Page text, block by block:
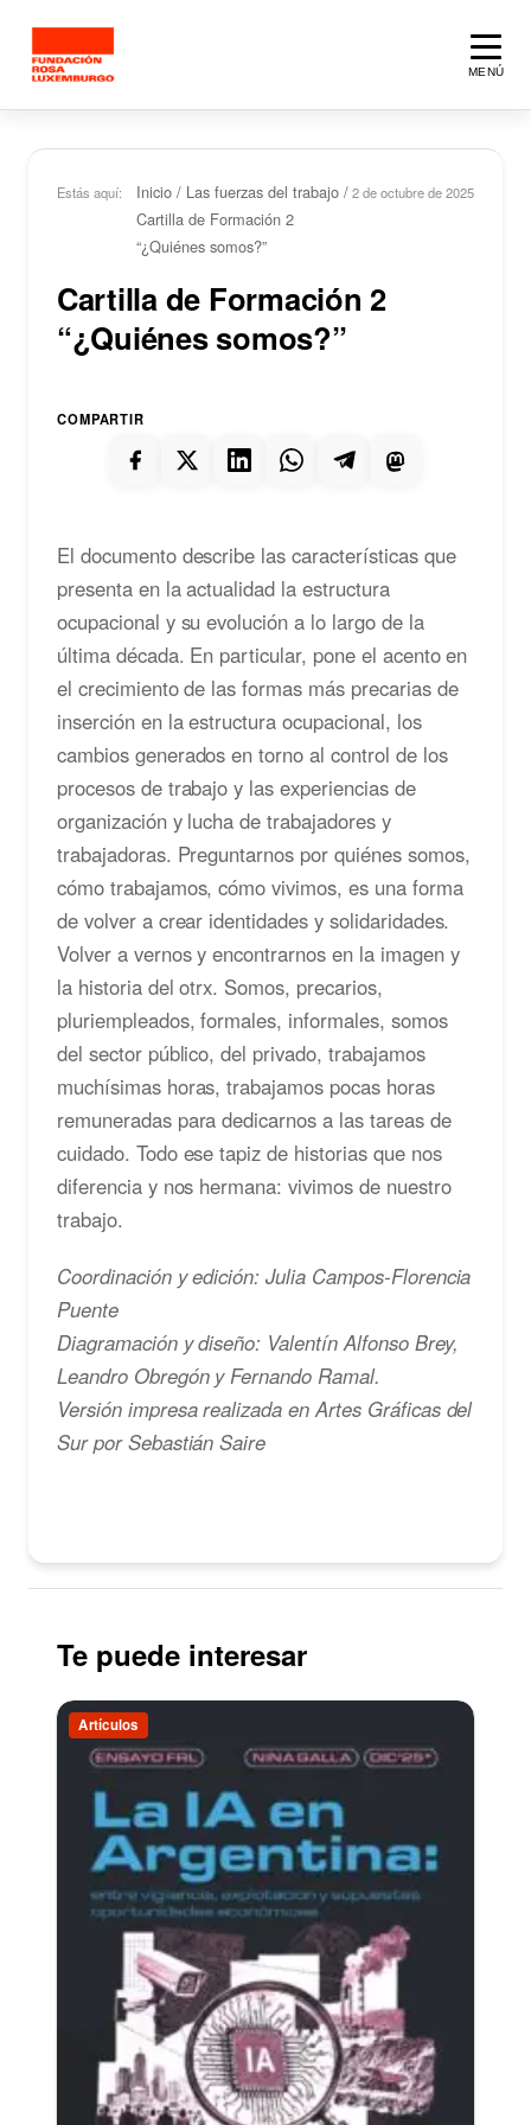
MENÚ
Estás aquí: Inicio / Las fuerzas del trabajo /
Cartilla de Formación 2
“¿Quiénes somos?”
2 de octubre de 2025
Cartilla de Formación 2
“¿Quiénes somos?”
COMPARTIR
El documento describe las características que
presenta en la actualidad la estructura
ocupacional y su evolución a lo largo de la
última década. En particular, pone el acento en
el crecimiento de las formas más precarias de
inserción en la estructura ocupacional, los
cambios generados en torno al control de los
procesos de trabajo y las experiencias de
organización y lucha de trabajadores y
trabajadoras. Preguntarnos por quiénes somos,
cómo trabajamos, cómo vivimos, es una forma
de volver a crear identidades y solidaridades.
Volver a vernos y encontrarnos en la imagen y
la historia del otrx. Somos, precarios,
pluriempleados, formales, informales, somos
del sector público, del privado, trabajamos
muchísimas horas, trabajamos pocas horas
remuneradas para dedicarnos a las tareas de
cuidado. Todo ese tapiz de historias que nos
diferencia y nos hermana: vivimos de nuestro
trabajo.
Coordinación y edición: Julia Campos-Florencia
Puente
Diagramación y diseño: Valentín Alfonso Brey,
Leandro Obregón y Fernando Ramal.
Versión impresa realizada en Artes Gráficas del
Sur por Sebastián Saire
Te puede interesar
Artículos